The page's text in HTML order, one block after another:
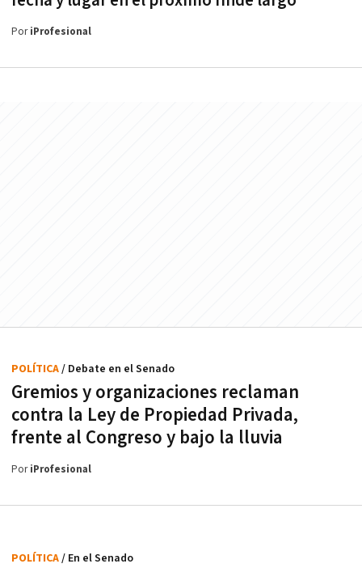
PoriProfesional
Gremios y organizaciones reclaman
contra la Ley de Propiedad Privada,
frente al Congreso y bajo la lluvia
POLÍTICA/ Debate en el Senado
PoriProfesional
POLÍTICA/ En el Senado